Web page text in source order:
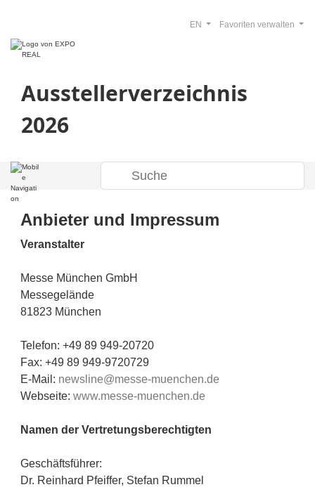
Ausstellerverzeichnis
2026
Favoriten verwalten
EN
Anbieter und Impressum
Veranstalter
Messe München GmbH
Messegelände
81823 München
Telefon: +49 89 949-20720
Fax: +49 89 949-9720729
E-Mail: newsline@messe-muenchen.de
Webseite: www.messe-muenchen.de
Namen der Vertretungsberechtigten
Geschäftsführer:
Dr. Reinhard Pfeiffer, Stefan Rummel